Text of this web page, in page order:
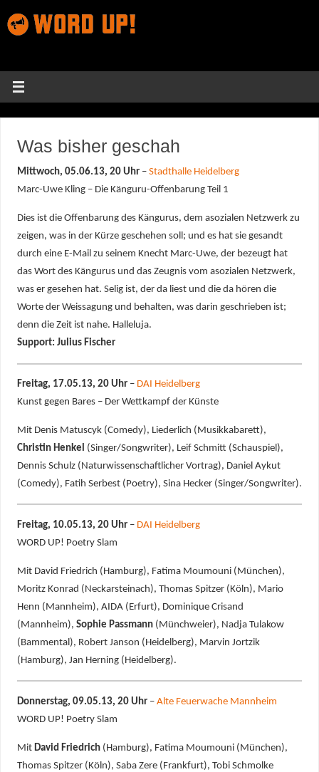
Was bisher geschah
Mittwoch, 05.06.13, 20 Uhr– Stadthalle Heidelberg
Marc-Uwe Kling – Die Känguru-Offenbarung Teil 1
Dies ist die Offenbarung des Kängurus, dem asozialen Netzwerk zu
zeigen, was in der Kürze geschehen soll; und es hat sie gesandt
durch eine E-Mail zu seinem Knecht Marc-Uwe, der bezeugt hat
das Wort des Kängurus und das Zeugnis vom asozialen Netzwerk,
was er gesehen hat. Selig ist, der da liest und die da hören die
Worte der Weissagung und behalten, was darin geschrieben ist;
denn die Zeit ist nahe. Halleluja.
Support: Julius Fischer
Freitag, 17.05.13, 20 Uhr– DAI Heidelberg
Kunst gegen Bares – Der Wettkampf der Künste
Mit Denis Matuscyk (Comedy), Liederlich (Musikkabarett),
Christin Henkel (Singer/Songwriter), Leif Schmitt (Schauspiel),
Dennis Schulz (Naturwissenschaftlicher Vortrag), Daniel Aykut
(Comedy), Fatih Serbest (Poetry), Sina Hecker (Singer/Songwriter).
Freitag, 10.05.13, 20 Uhr– DAI Heidelberg
WORD UP! Poetry Slam
Mit David Friedrich (Hamburg), Fatima Moumouni (München),
Moritz Konrad (Neckarsteinach), Thomas Spitzer (Köln), Mario
Henn (Mannheim), AIDA (Erfurt), Dominique Crisand
(Mannheim), Sophie Passmann(Münchweier), Nadja Tulakow
(Bammental), Robert Janson (Heidelberg), Marvin Jortzik
(Hamburg), Jan Herning (Heidelberg).
Donnerstag, 09.05.13, 20 Uhr– Alte Feuerwache Mannheim
WORD UP! Poetry Slam
Mit David Friedrich(Hamburg), Fatima Moumouni (München),
Thomas Spitzer (Köln), Saba Zere (Frankfurt), Tobi Schmolke